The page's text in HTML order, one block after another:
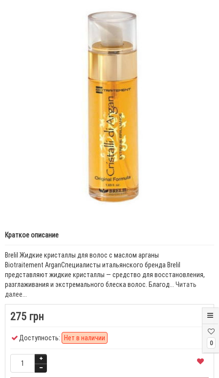
0
Краткое описание
Brelil Жидкие кристаллы для волос с маслом арганы
Biotraitement ArganСпециалисты итальянского бренда Brelil
представляют жидкие кристаллы — средство для восстановления,
разглаживания и экстремального блеска волос. Благод... Читать
далее...
275 грн
Доступность: Нет в наличии